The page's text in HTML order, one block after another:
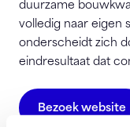
volledig naar eigen
onderscheidt zich
eindresultaat dat
Bezoek website